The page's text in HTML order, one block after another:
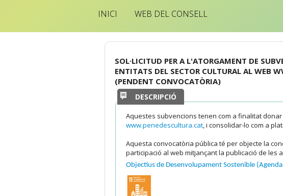
INICI WEB DEL CONSELL
SOL·LICITUD PER A L'ATORGAMENT DE
ENTITATS DEL SECTOR CULTURAL AL WEB
(PENDENT CONVOCATÒRIA)
DESCRIPCIÓ
Aquestes subvencions tenen com a finalitat donar
www.penedescultura.cat, i consolidar-lo com a
Aquesta convocatòria pública té per objecte la
participació al web mitjançant la publicació de les
Objectius de Desenvolupament Sostenible